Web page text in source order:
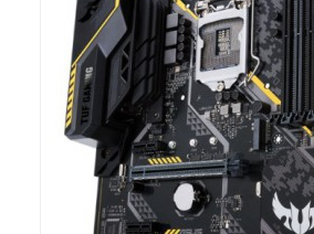
Компютри
Сървъри
Принтери
Консумативи